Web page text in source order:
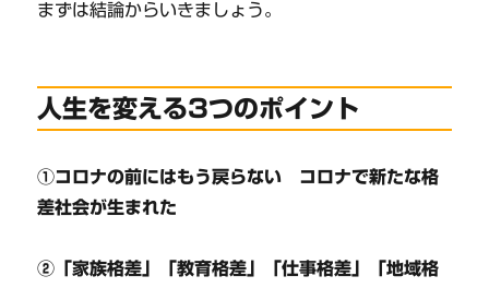
まずは結論からいきましょう。
人生を変える3つのポイント
①コロナの前にはもう戻らない コロナで新たな格
差社会が生まれた
②「家族格差」「教育格差」「仕事格差」「地域格